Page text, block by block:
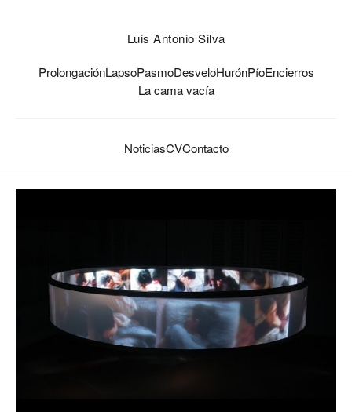
Luis Antonio Silva
ProlongaciónLapsoPasmoDesveloHurónPíoEncierros
La cama vacía
NoticiasCVContacto